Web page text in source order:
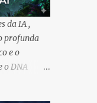
B0GX357L3
A
é
Por isso:
da IA ,
profunda
e o
o DNA